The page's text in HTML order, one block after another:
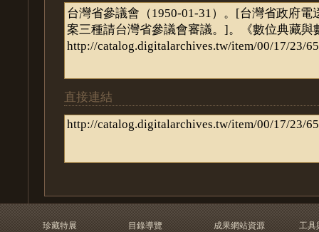
直接連結
珍藏特展
目錄導覽
成果網站資源
工具